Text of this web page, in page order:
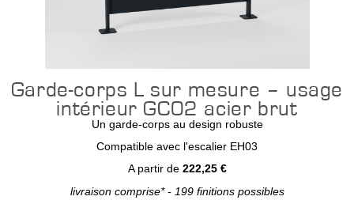
Garde-corps L sur mesure – usage
intérieur GC02 acier brut
Un garde-corps au design robuste
Compatible avec l'escalier EH03
A partir de 222,25 €
livraison comprise* - 199 finitions possibles